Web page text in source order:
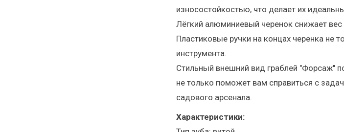
износостойкостью, что делает их
Лёгкий алюминиевый черенок снижает
Пластиковые ручки на концах черенка не
инструмента.
Стильный внешний вид граблей "Форсаж"
не только поможет вам справиться с
садового арсенала.
Характеристики: